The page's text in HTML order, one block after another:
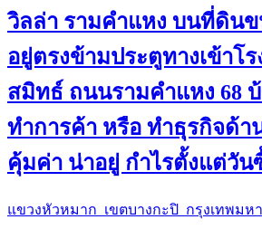
วิลล่า รามคำแหง บนที่ดินข
อยู่ตรงข้ามประตูทางเข้าโร
สมิทธ์ ถนนรามคำแหง 68
ทำการค้า หรือ ทำธุรกิจด้า
คุ้มค่า น่าอยู่ กำไรตั้งแต่วัน
แขวงหัวหมาก เขตบางกะปิ กรุงเทพมห